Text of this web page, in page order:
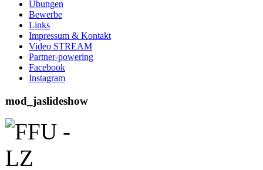
Übungen
Bewerbe
Links
Impressum & Kontakt
Video STREAM
Partner-powering
Facebook
Instagram
mod_jaslideshow